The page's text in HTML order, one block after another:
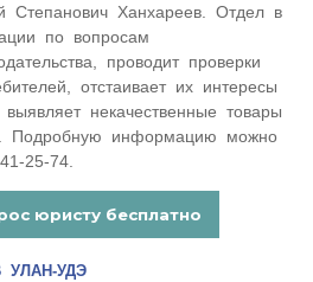
Степанович Ханхареев. Отдел в
по вопросам
проводит проверки
отстаивает их интересы
некачественные товары
Подробную информацию можно
25-74.
УЛАН-УДЭ